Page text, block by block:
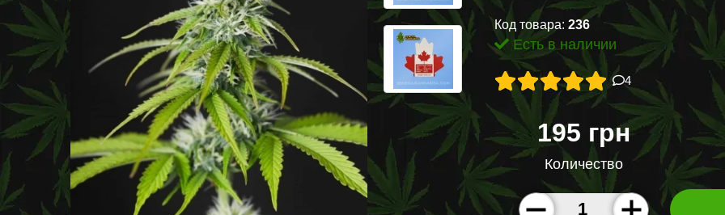
Код товара:236
Есть в наличии
4
195 грн
Количество